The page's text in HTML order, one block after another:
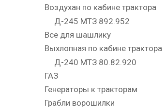
Воздухан по кабине трактора
Д-245 МТЗ 892.952
Все для шашлику
Выхлопная по кабине трактора
Д-240 МТЗ 80.82.920
ГАЗ
Генераторы к тракторам
Грабли ворошилки